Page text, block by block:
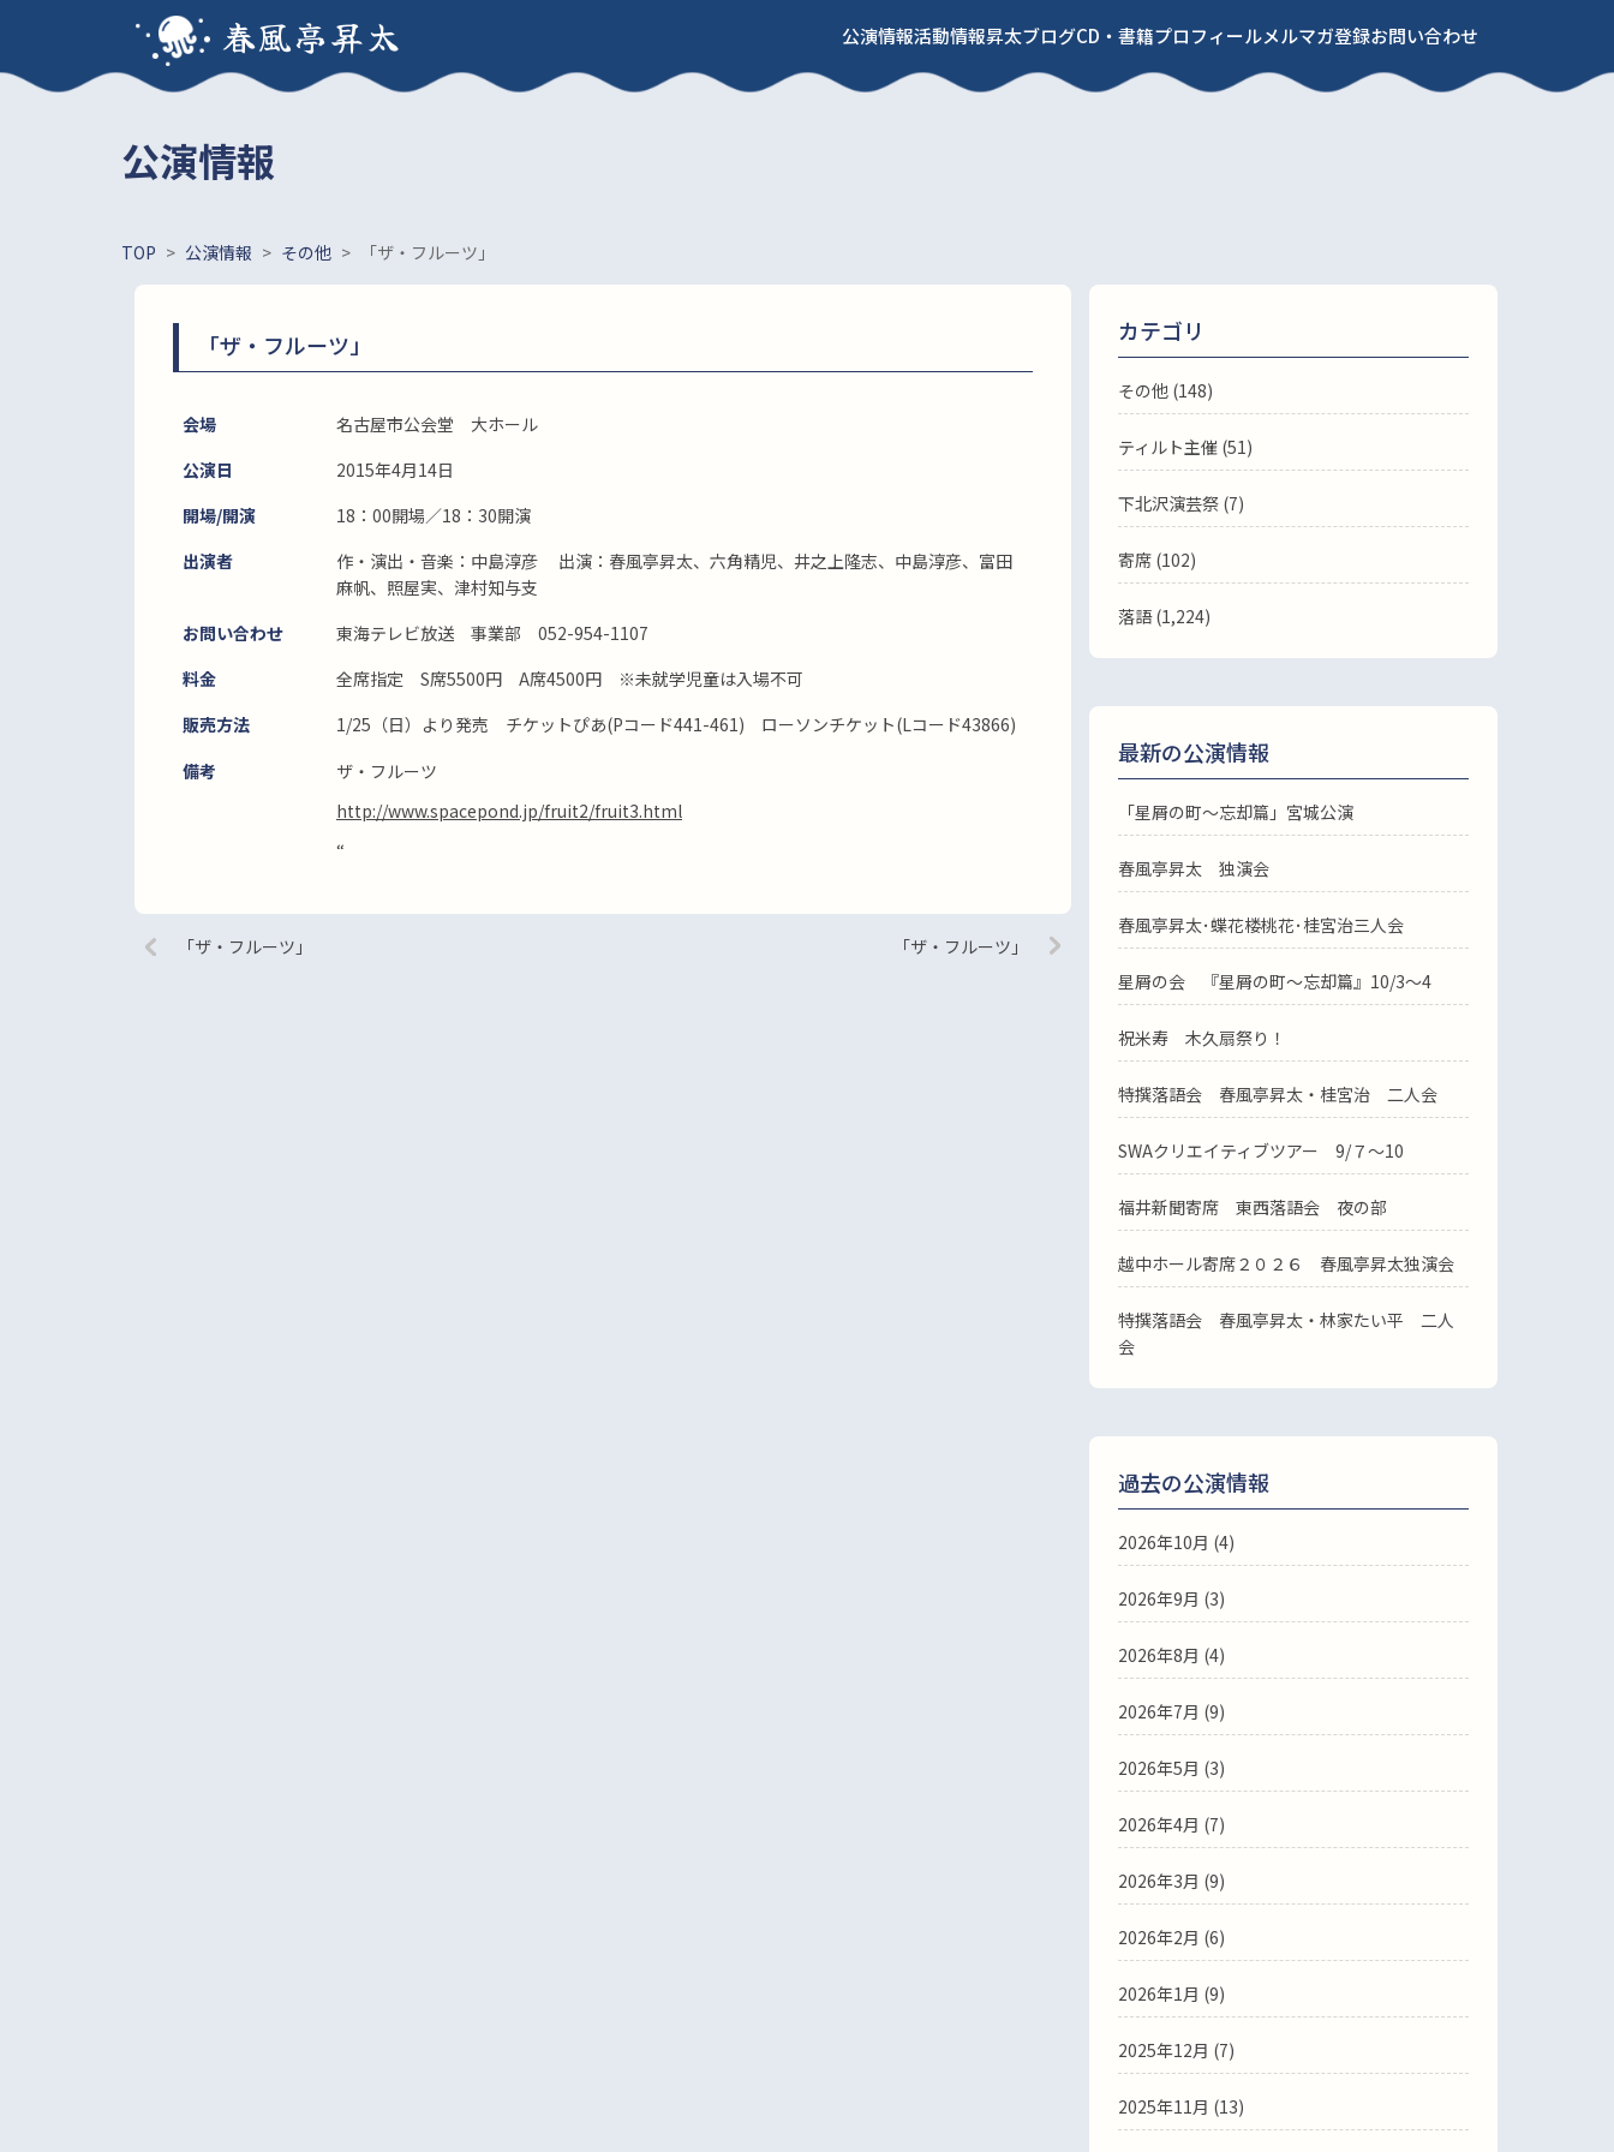
春風亭昇太 公演情報活動情報昇太ブログCD・書籍プロフィールメルマガ登録お問い合わせ
公演情報
TOP > 公演情報 > その他 > 「ザ・フルーツ」
「ザ・フルーツ」
会場
名古屋市公会堂 大ホール
公演日
2015年4月14日
開場/開演
18：00開場／18：30開演
出演者
作・演出・音楽：中島淳彦 出演：春風亭昇太、六角精児、井之上隆志、中島淳彦、富田
麻帆、照屋実、津村知与支
お問い合わせ
東海テレビ放送 事業部 052-954-1107
料金
全席指定 S席5500円 A席4500円 ※未就学児童は入場不可
販売方法
1/25（日）より発売 チケットぴあ(Pコード441-461) ローソンチケット(Lコード43866)
備考
ザ・フルーツ
http://www.spacepond.jp/fruit2/fruit3.html
“
「ザ・フルーツ」 「ザ・フルーツ」
カテゴリ
その他 (148)
ティルト主催 (51)
下北沢演芸祭 (7)
寄席 (102)
落語(1,224)
最新の公演情報
「星屑の町～忘却篇」宮城公演
春風亭昇太 独演会
春風亭昇太･蝶花楼桃花･桂宮治三人会
星屑の会 『星屑の町～忘却篇』10/3～4
祝米寿 木久扇祭り！
特撰落語会 春風亭昇太・桂宮治 二人会
SWAクリエイティブツアー 9/７～10
福井新聞寄席 東西落語会 夜の部
越中ホール寄席２０２６ 春風亭昇太独演会
特撰落語会 春風亭昇太・林家たい平 二人
会
過去の公演情報
2026年10月 (4)
2026年9月 (3)
2026年8月 (4)
2026年7月 (9)
2026年5月 (3)
2026年4月 (7)
2026年3月 (9)
2026年2月 (6)
2026年1月 (9)
2025年12月 (7)
2025年11月 (13)